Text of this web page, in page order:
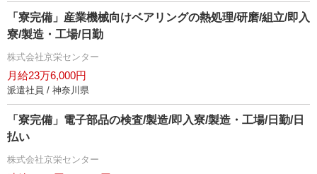
「寮完備」産業機械向けベアリングの熱処理/研磨/組立/即入
寮/製造・工場/日勤
株式会社京栄センター
月給23万6,000円
派遣社員 / 神奈川県
「寮完備」電子部品の検査/製造/即入寮/製造・工場/日勤/日
払い
株式会社京栄センター